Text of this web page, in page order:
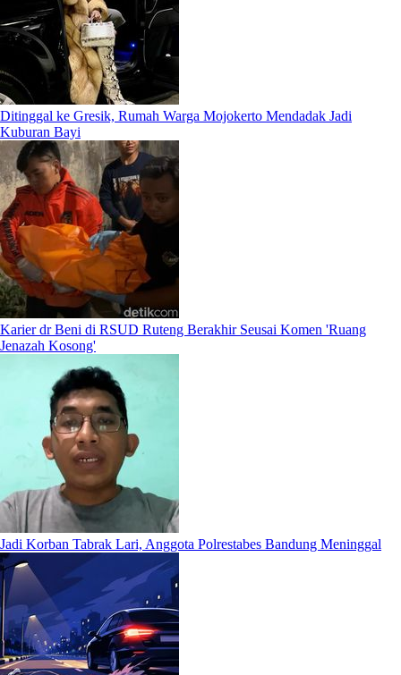
Ditinggal ke Gresik, Rumah Warga Mojokerto Mendadak Jadi
Kuburan Bayi
Karier dr Beni di RSUD Ruteng Berakhir Seusai Komen 'Ruang
Jenazah Kosong'
Jadi Korban Tabrak Lari, Anggota Polrestabes Bandung Meninggal